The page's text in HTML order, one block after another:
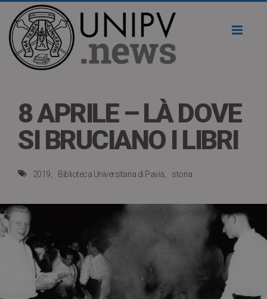
8 APRILE – LÀ DOVE
SI BRUCIANO I LIBRI
2019 Biblioteca Universitaria di Pavia storia